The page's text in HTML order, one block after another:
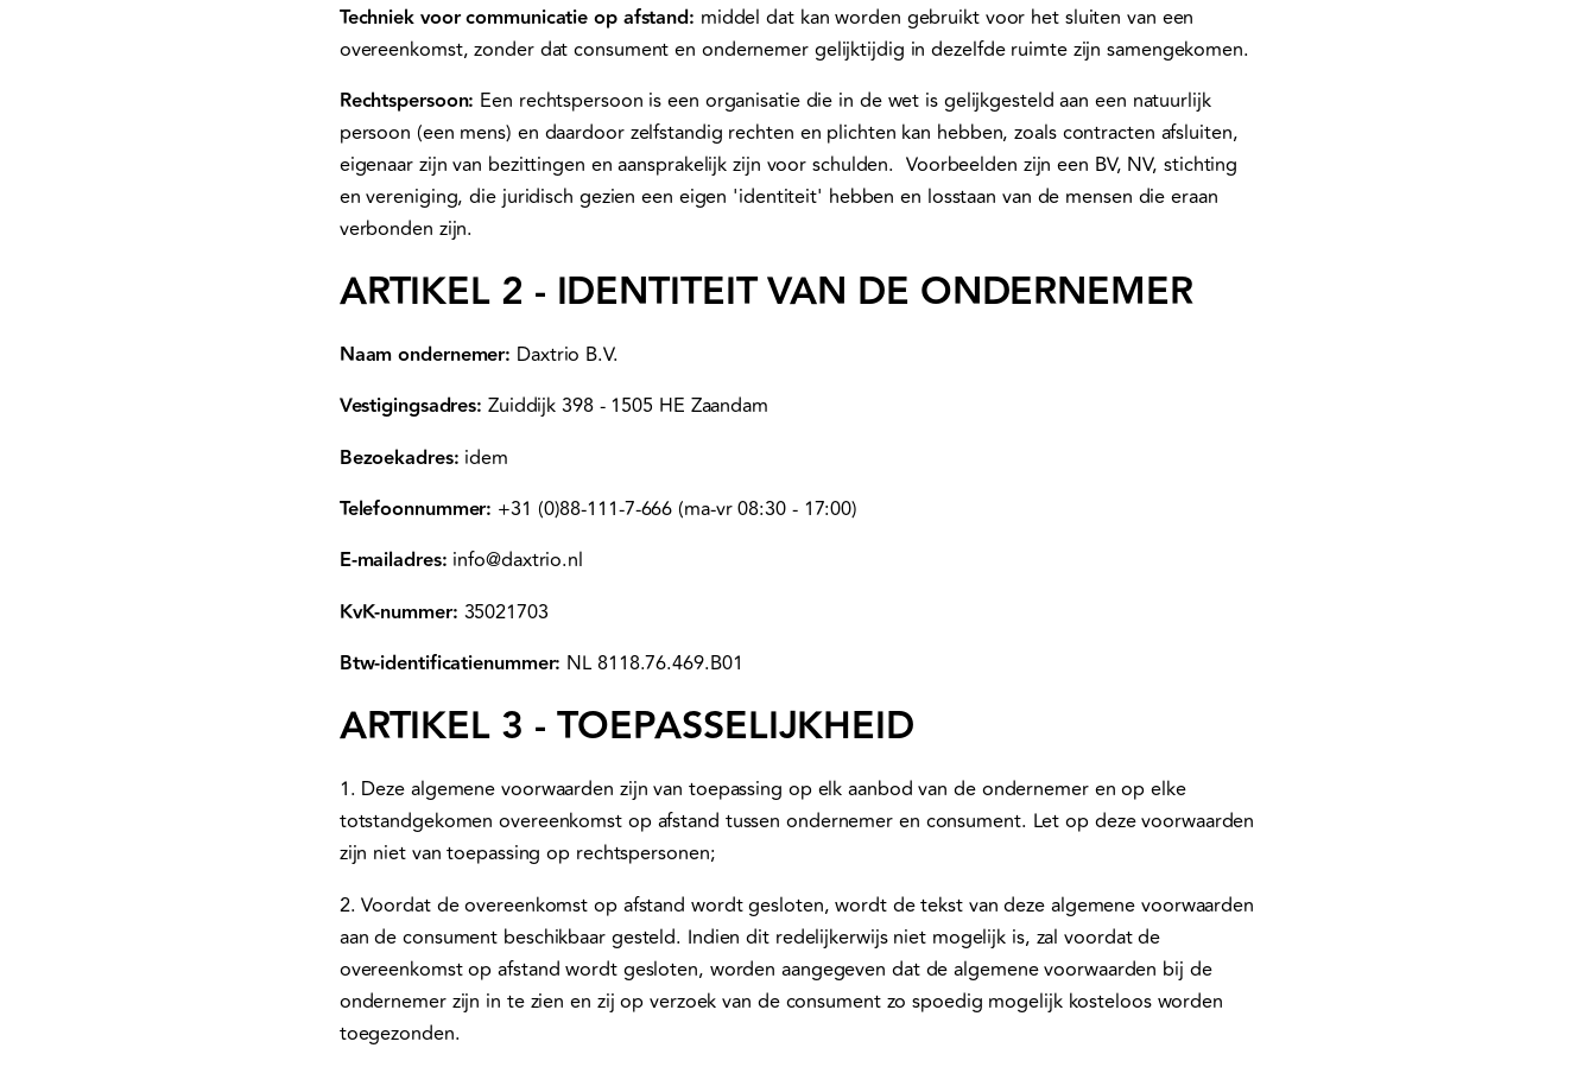
Techniek voor communicatie op afstand: middel dat kan worden gebruikt voor het sluiten van een
overeenkomst, zonder dat consument en ondernemer gelijktijdig in dezelfde ruimte zijn samengekomen.
Rechtspersoon: Een rechtspersoon is een organisatie die in de wet is gelijkgesteld aan een natuurlijk
persoon (een mens) en daardoor zelfstandig rechten en plichten kan hebben, zoals contracten afsluiten,
eigenaar zijn van bezittingen en aansprakelijk zijn voor schulden. Voorbeelden zijn een BV, NV, stichting
en vereniging, die juridisch gezien een eigen 'identiteit' hebben en losstaan van de mensen die eraan
verbonden zijn.
ARTIKEL 2 - IDENTITEIT VAN DE ONDERNEMER
Naam ondernemer: Daxtrio B.V.
⁠Vestigingsadres: Zuiddijk 398 - 1505 HE Zaandam
Bezoekadres: idem
Telefoonnummer: +31 (0)88-111-7-666 (ma-vr 08:30 - 17:00)
E-mailadres: info@daxtrio.nl
KvK-nummer: 35021703
Btw-identificatienummer: NL 8118.76.469.B01
ARTIKEL 3 - TOEPASSELIJKHEID
1. Deze algemene voorwaarden zijn van toepassing op elk aanbod van de ondernemer en op elke
totstandgekomen overeenkomst op afstand tussen ondernemer en consument. Let op deze voorwaarden
zijn niet van toepassing op rechtspersonen;
2. Voordat de overeenkomst op afstand wordt gesloten, wordt de tekst van deze algemene voorwaarden
aan de consument beschikbaar gesteld. Indien dit redelijkerwijs niet mogelijk is, zal voordat de
overeenkomst op afstand wordt gesloten, worden aangegeven dat de algemene voorwaarden bij de
ondernemer zijn in te zien en zij op verzoek van de consument zo spoedig mogelijk kosteloos worden
toegezonden.